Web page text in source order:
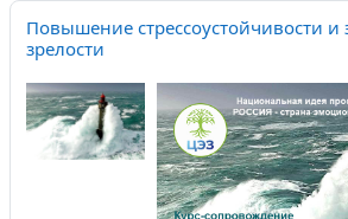
Повышение стрессоустойчивости
зрелости